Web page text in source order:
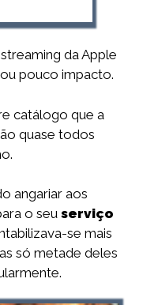
da Apple
pouco impacto.
catálogo que a
quase todos
angariar aos
o seu serviço
se mais
só metade deles